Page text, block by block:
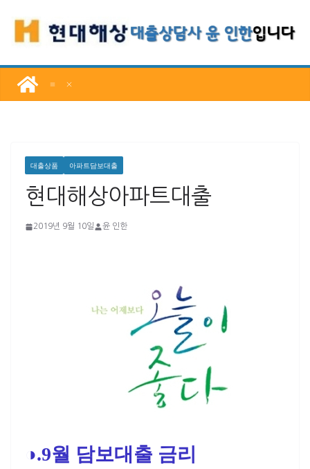
로
너
대출상품 아파트담보대출
현대해상아파트대출
2019년 9월 10일 윤 인한
◑.9월 담보대출 금리